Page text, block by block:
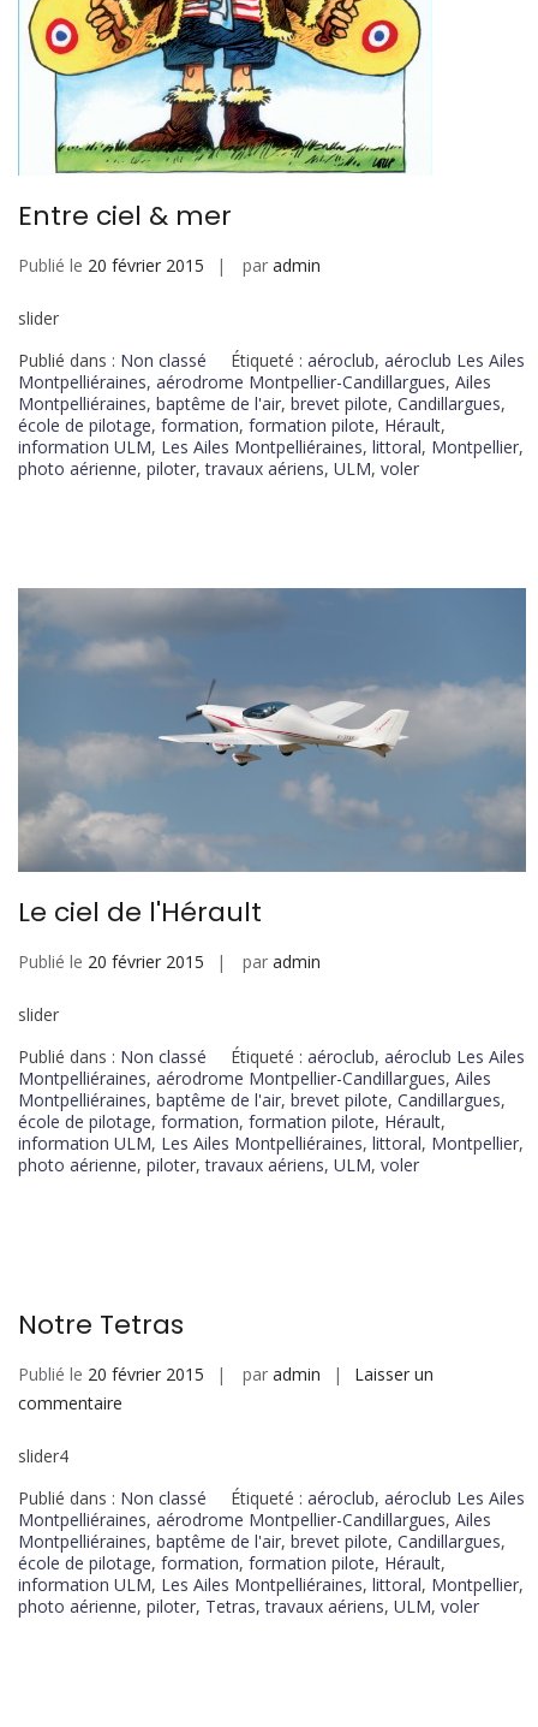
Entre ciel & mer
Publié le 20 février 2015 par admin
slider
Publié dans : Non classé Étiqueté : aéroclub, aéroclub Les Ailes
Montpelliéraines, aérodrome Montpellier-Candillargues, Ailes
Montpelliéraines, baptême de l'air, brevet pilote, Candillargues,
école de pilotage, formation, formation pilote, Hérault,
information ULM, Les Ailes Montpelliéraines, littoral, Montpellier,
photo aérienne, piloter,travaux aériens, ULM, voler
Le ciel de l'Hérault
Publié le 20 février 2015 par admin
slider
Publié dans : Non classé Étiqueté : aéroclub, aéroclub Les Ailes
Montpelliéraines, aérodrome Montpellier-Candillargues, Ailes
Montpelliéraines, baptême de l'air, brevet pilote, Candillargues,
école de pilotage, formation, formation pilote, Hérault,
information ULM, Les Ailes Montpelliéraines, littoral, Montpellier,
photo aérienne, piloter,travaux aériens, ULM, voler
Notre Tetras
Publié le 20 février 2015 par admin
Laisser un
commentaire
slider4
Publié dans : Non classé Étiqueté : aéroclub, aéroclub Les Ailes
Montpelliéraines, aérodrome Montpellier-Candillargues, Ailes
Montpelliéraines, baptême de l'air, brevet pilote, Candillargues,
école de pilotage, formation, formation pilote, Hérault,
information ULM, Les Ailes Montpelliéraines, littoral, Montpellier,
photo aérienne, piloter, Tetras,travaux aériens, ULM, voler